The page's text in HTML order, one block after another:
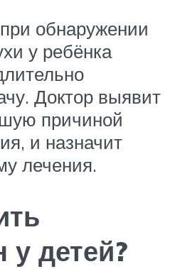
обнаружении
у ребёнка
Доктор выявит
причиной
и назначит
лечения.
у детей?